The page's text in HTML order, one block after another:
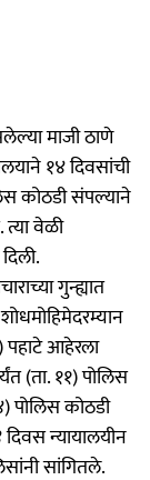
माजी ठाणे
१४ दिवसांची
कोठडी संपल्याने
वेळी
गुन्ह्यात
पहाटे आहेरला
(ता. ११) पोलिस
पोलिस कोठडी
न्यायालयीन
सांगितले.